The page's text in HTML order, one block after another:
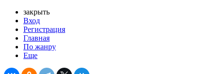
закрыть
Вход
Регистрация
Главная
По жанру
Еще